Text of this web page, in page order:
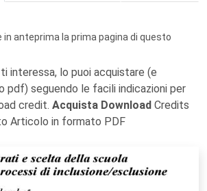
in anteprima la prima pagina di questo
interessa, lo puoi acquistare (e
pdf) seguendo le facili indicazioni per
credit. Acquista Download Credits
Articolo in formato PDF